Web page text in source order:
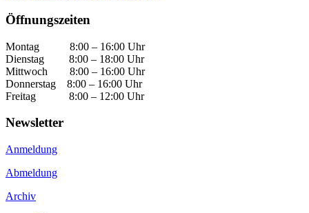
Öffnungszeiten
Montag 8:00 – 16:00 Uhr
Dienstag 8:00 – 18:00 Uhr
Mittwoch 8:00 – 16:00 Uhr
Donnerstag 8:00 – 16:00 Uhr
Freitag 8:00 – 12:00 Uhr
Newsletter
Anmeldung
Abmeldung
Archiv